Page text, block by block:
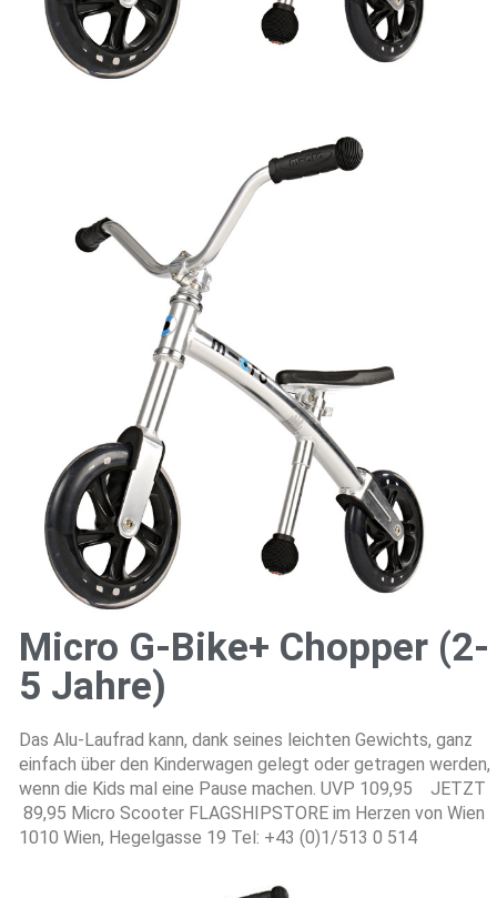
Micro G-Bike+ Chopper (2-
5 Jahre)
Das Alu-Laufrad kann, dank seines leichten Gewichts, ganz
einfach über den Kinderwagen gelegt oder getragen werden,
wenn die Kids mal eine Pause machen. UVP 109,95 JETZT
89,95 Micro Scooter FLAGSHIPSTORE im Herzen von Wien
1010 Wien, Hegelgasse 19 Tel: +43 (0)1/513 0 514